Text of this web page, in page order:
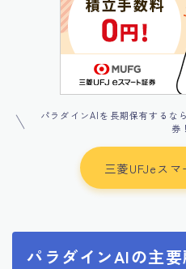
パラダインAIを長期保有するな
券！
三菱UFJeス
パラダインAIの主要